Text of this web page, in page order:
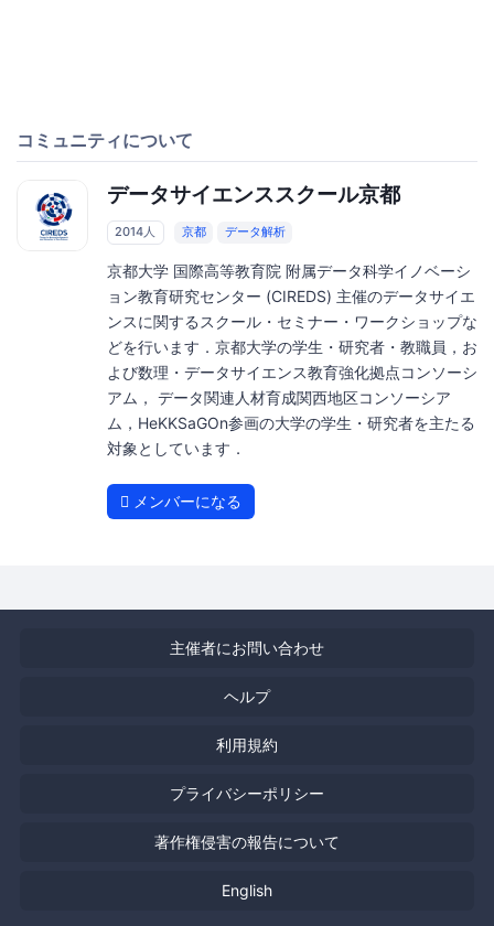
コミュニティについて
データサイエンススクール京都
2014人 京都 データ解析
京都大学 国際高等教育院 附属データ科学イノベーシ
ョン教育研究センター (CIREDS) 主催のデータサイエ
ンスに関するスクール・セミナー・ワークショップな
どを行います．京都大学の学生・研究者・教職員，お
よび数理・データサイエンス教育強化拠点コンソーシ
アム， データ関連人材育成関西地区コンソーシア
ム，HeKKSaGOn参画の大学の学生・研究者を主たる
対象としています．
メンバーになる
主催者にお問い合わせ
ヘルプ
利用規約
プライバシーポリシー
著作権侵害の報告について
English